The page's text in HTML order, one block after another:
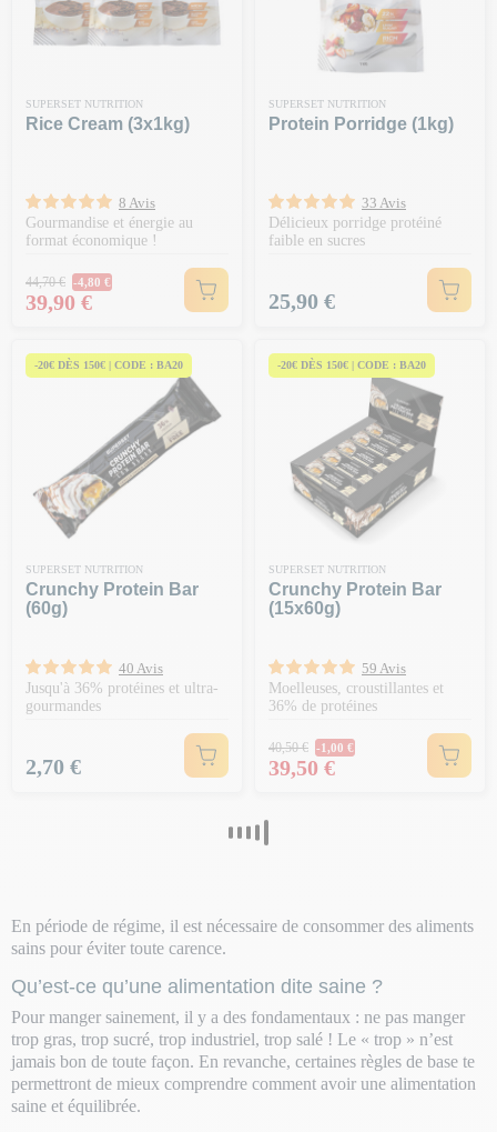
SUPERSET NUTRITION
Rice Cream (3x1kg)
8 Avis
Gourmandise et énergie au
format économique !
Prix Normal
44,70 € -4,80 €
Prix
39,90 €
SUPERSET NUTRITION
Protein Porridge (1kg)
33 Avis
Délicieux porridge protéiné
faible en sucres
Prix
25,90 €
-20€ DÈS 150€ | CODE : BA20
SUPERSET NUTRITION
Crunchy Protein Bar
(60g)
40 Avis
Jusqu'à 36% protéines et ultra-
gourmandes
Prix
2,70 €
-20€ DÈS 150€ | CODE : BA20
SUPERSET NUTRITION
Crunchy Protein Bar
(15x60g)
59 Avis
Moelleuses, croustillantes et
36% de protéines
Prix Normal
40,50 € -1,00 €
Prix
39,50 €
En période de régime, il est nécessaire de consommer des aliments
sains pour éviter toute carence.
Qu’est-ce qu’une alimentation dite saine ?
Pour manger sainement, il y a des fondamentaux : ne pas manger
trop gras, trop sucré, trop industriel, trop salé ! Le « trop » n’est
jamais bon de toute façon. En revanche, certaines règles de base te
permettront de mieux comprendre comment avoir une alimentation
saine et équilibrée.